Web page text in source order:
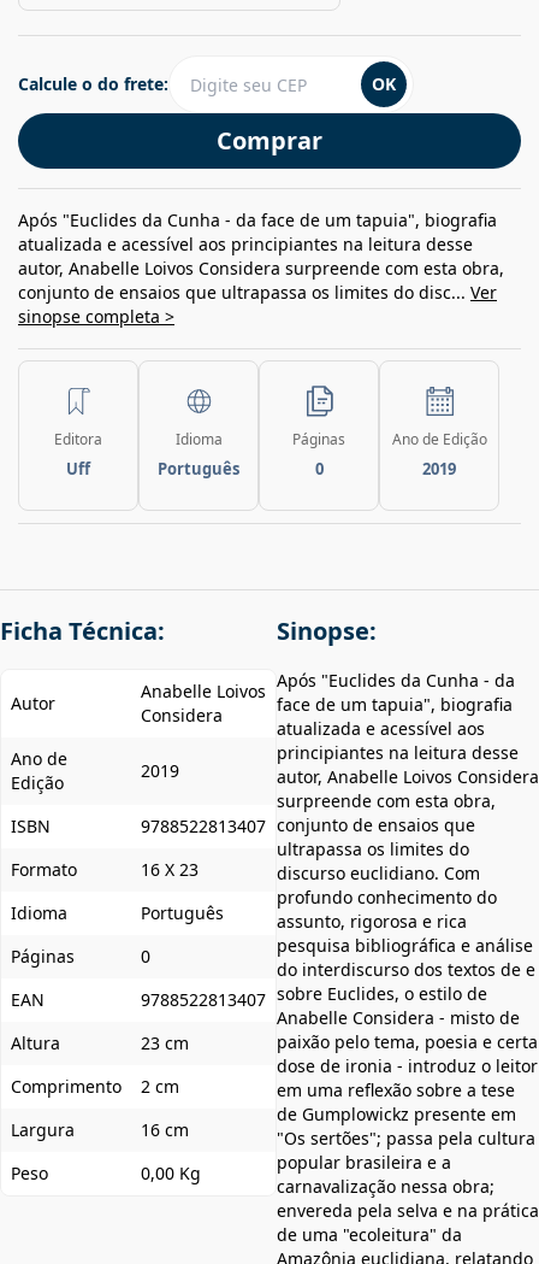
Comprar
Calcule o do frete: OK
Após "Euclides da Cunha - da face de um tapuia", biografia
atualizada e acessível aos principiantes na leitura desse
autor, Anabelle Loivos Considera surpreende com esta obra,
conjunto de ensaios que ultrapassa os limites do disc... Ver
sinopse completa >
Editora
Uff
Idioma
Português
Páginas
0
Ano de Edição
2019
Ficha Técnica:
Autor
Anabelle Loivos
Considera
Ano de
Edição
2019
ISBN
9788522813407
Formato
16 X 23
Idioma
Português
Páginas
0
EAN
9788522813407
Altura
23 cm
Comprimento
2 cm
Largura
16 cm
Peso
0,00 Kg
Sinopse:
Após "Euclides da Cunha - da
face de um tapuia", biografia
atualizada e acessível aos
principiantes na leitura desse
autor, Anabelle Loivos Considera
surpreende com esta obra,
conjunto de ensaios que
ultrapassa os limites do
discurso euclidiano. Com
profundo conhecimento do
assunto, rigorosa e rica
pesquisa bibliográfica e análise
do interdiscurso dos textos de e
sobre Euclides, o estilo de
Anabelle Considera - misto de
paixão pelo tema, poesia e certa
dose de ironia - introduz o leitor
em uma reflexão sobre a tese
de Gumplowickz presente em
"Os sertões"; passa pela cultura
popular brasileira e a
carnavalização nessa obra;
envereda pela selva e na prática
de uma "ecoleitura" da
Amazônia euclidiana, relatando